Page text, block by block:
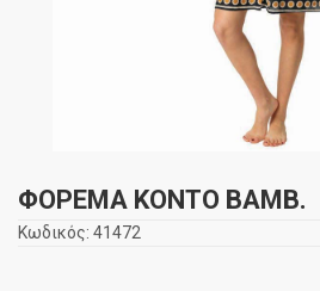
ΦΟΡΕΜΑ ΚΟΝΤΟ ΒΑΜΒ.
Κωδικός: 41472